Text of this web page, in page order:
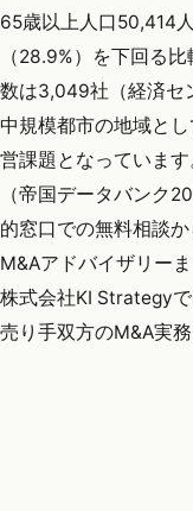
65歳以上人口50,414
（28.9%）を下回る
数は3,049社（経済セ
中規模都市の地域と
営課題となっていま
（帝国データバンク
的窓口での無料相談
M&Aアドバイザリー
株式会社KI Strategy
売り手双方のM&A実